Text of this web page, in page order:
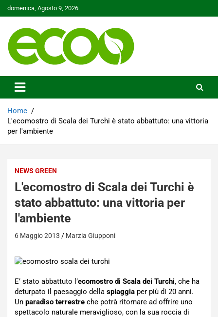
Skip
to
domenica, Agosto 9, 2026
Ecoo.it
Home
L'ecomostro di Scala dei Turchi è stato abbattuto: una vittoria
per l'ambiente
NEWS GREEN
L'ecomostro di Scala dei Turchi è
stato abbattuto: una vittoria per
l'ambiente
6 Maggio 2013 Marzia Giupponi
E’ stato abbattuto l’ecomostro di Scala dei Turchi, che ha
deturpato il paesaggio della spiaggia per più di 20 anni.
Un paradiso terrestre che potrà ritornare ad offrire uno
spettacolo naturale meraviglioso, con la sua roccia di